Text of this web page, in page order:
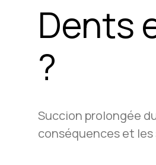
Dents
?
Succion prolongée
conséquences et les